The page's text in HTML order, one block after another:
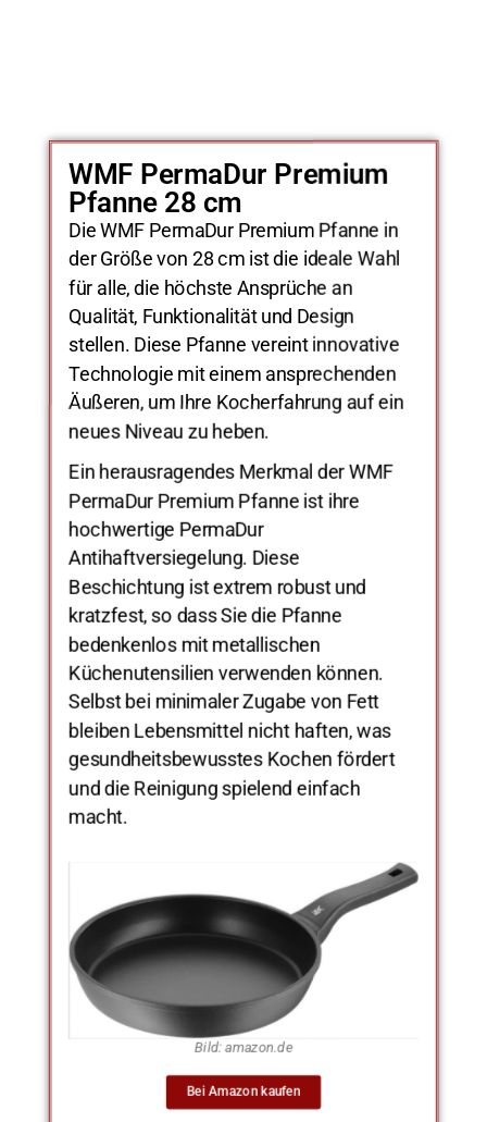
WMF PermaDur Premium
Pfanne 28 cm
Die WMF PermaDur Premium Pfanne in
der Größe von 28 cm ist die ideale Wahl
für alle, die höchste Ansprüche an
Qualität, Funktionalität und Design
stellen. Diese Pfanne vereint innovative
Technologie mit einem ansprechenden
Äußeren, um Ihre Kocherfahrung auf ein
neues Niveau zu heben.
Ein herausragendes Merkmal der WMF
PermaDur Premium Pfanne ist ihre
hochwertige PermaDur
Antihaftversiegelung. Diese
Beschichtung ist extrem robust und
kratzfest, so dass Sie die Pfanne
bedenkenlos mit metallischen
Küchenutensilien verwenden können.
Selbst bei minimaler Zugabe von Fett
bleiben Lebensmittel nicht haften, was
gesundheitsbewusstes Kochen fördert
und die Reinigung spielend einfach
macht.
Bild: amazon.de
Bei Amazon kaufen